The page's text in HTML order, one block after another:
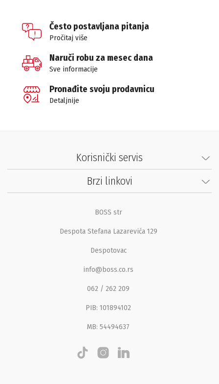
Često postavljana pitanja
Pročitaj više
Naruči robu za mesec dana
Sve informacije
Pronađite svoju prodavnicu
Detaljnije
Korisnički servis
Brzi linkovi
BOSS str
Despota Stefana Lazarevića 129
Despotovac
info@boss.co.rs
062 / 262 209
PIB: 101894102
MB: 54494637